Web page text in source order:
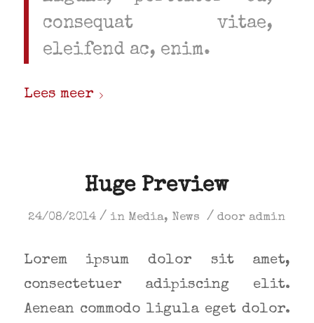
consequat vitae,
eleifend ac, enim.
Lees meer
Huge Preview
24/08/2014 / in Media, News / door admin
Lorem ipsum dolor sit amet,
consectetuer adipiscing elit.
Aenean commodo ligula eget dolor.